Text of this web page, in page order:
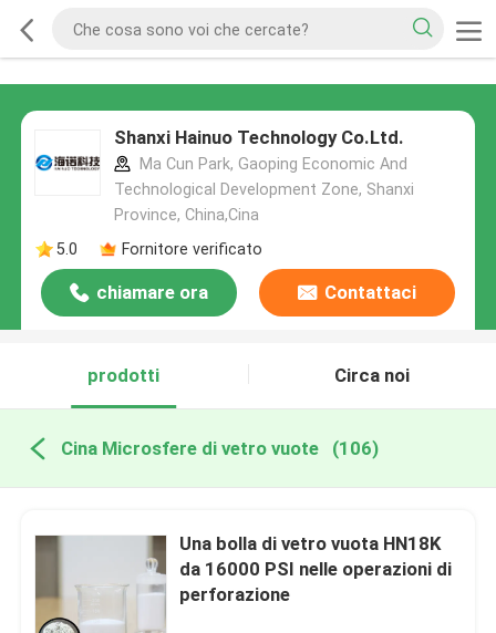
Shanxi Hainuo Technology Co.Ltd.
Ma Cun Park, Gaoping Economic And
Technological Development Zone, Shanxi
Province, China,Cina
5.0
Fornitore verificato
chiamare ora Contattaci
prodotti Circa noi
Cina Microsfere di vetro vuote (106)
Una bolla di vetro vuota HN18K
da 16000 PSI nelle operazioni di
perforazione